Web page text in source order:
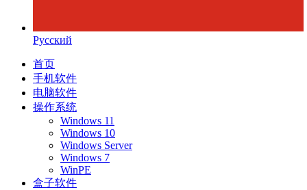
Русский
首页
手机软件
电脑软件
操作系统
Windows 11
Windows 10
Windows Server
Windows 7
WinPE
盒子软件